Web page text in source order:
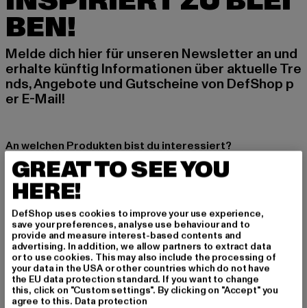
BEN!
Melde dich hier für unseren Newsletter an und
erhalte künftig Informationen über aktuelle Tre
nds, Angebote und Gutscheine von DefShop p
er E-Mail!
An welchen Produkten bist du interessiert?
MÄNNER
FRAUEN
E-MAIL
ANMELDEN
Informationen dazu, wie DefShop mit Deinen Daten umgeht, findest Du
in unserer Datenschutzerklärung. Du kannst Dich jederzeit kostenfei
abmelden.Datenschutzerklärung lesen.
GREAT TO SEE YOU
HERE!
DefShop uses cookies to improve your use experience,
save your preferences, analyse use behaviour and to
provide and measure interest-based contents and
advertising. In addition, we allow partners to extract data
or to use cookies. This may also include the processing of
your data in the USA or other countries which do not have
the EU data protection standard. If you want to change
this, click on "Custom settings". By clicking on "Accept" you
agree to this. Data protection